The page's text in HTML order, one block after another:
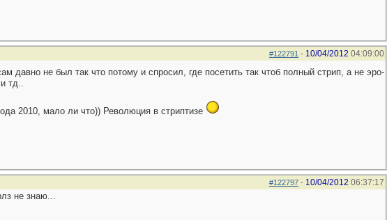
#122791 - 10/04/2012 04:09:00
давно не был так что потому и спросил, где посетить так чтоб полный стрип, а не эро-
тд..
2010, мало ли что)) Революция в стриптизе
#122797 - 10/04/2012 06:37:17
не знаю...